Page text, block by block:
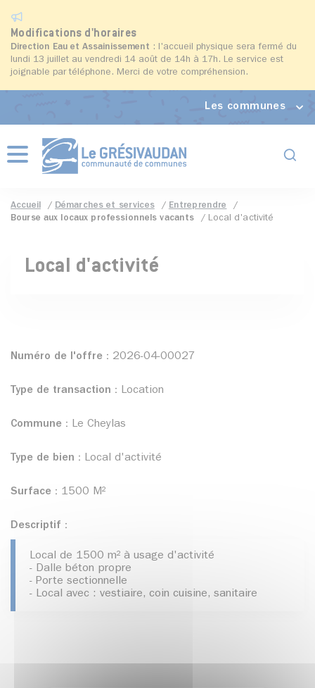
Modifications d'horaires
Direction Eau et Assainissement : l'accueil physique sera fermé du
lundi 13 juillet au vendredi 14 août de 14h à 17h. Le service est
joignable par téléphone. Merci de votre compréhension.
Les communes
Menu
Accueil Démarches et services
Entreprendre
Bourse aux locaux professionnels vacants
Local d'activité
Local d'activité
Numéro de l'offre : 2026-04-00027
Type de transaction : Location
Commune : Le Cheylas
Type de bien : Local d'activité
Surface : 1500 M²
Descriptif :
Local de 1500 m² à usage d'activité
- Dalle béton propre
- Porte sectionnelle
- Local avec : vestiaire, coin cuisine, sanitaire